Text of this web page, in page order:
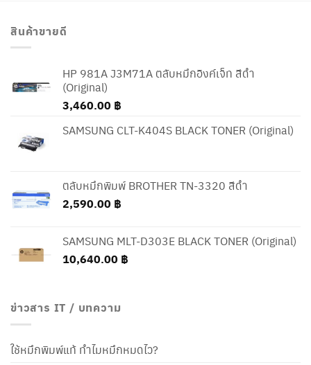
สินค้าขายดี
HP 981A J3M71A ตลับหมึกอิงค์เจ็ท สีดำ
(Original)
3,460.00 ฿
SAMSUNG CLT-K404S BLACK TONER (Original)
ตลับหมึกพิมพ์ BROTHER TN-3320 สีดำ
2,590.00 ฿
SAMSUNG MLT-D303E BLACK TONER (Original)
10,640.00 ฿
ข่าวสาร IT / บทความ
ใช้หมึกพิมพ์แท้ ทำไมหมึกหมดไว?